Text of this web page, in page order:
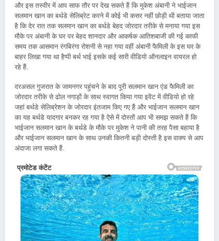
और इस तस्वीर में आप साफ तौर पर देख सकते हैं कि मुकेश अंबानी ने भाईजान
सलमान खान का बर्थडे सेलिब्रेट करने में कोई भी कसर नहीं छोड़ी थी बताया जाता
है कि देर रात तक सलमान खान का बर्थडे बेहद जोरदार तरीके से मनाया गया इस
मौके पर अंबानी के घर पर बेहद शानदार और आकर्षक आतिशबाजी की गई काफी
समय तक आसमान रंगबिरंगा रोशनी से नहा गया वहीं अंबानी फैमिली के इस घर के
बाहर लिखा गया था हैप्पी बर्थ भाई इसके कई सारी वीडियो ऑनलाइन वायरल हो
रहे हैं.
दरअसल गुजरात के जामनगर पहुंचने के बाद पूरी सलमान खान एंड फैमिली का
जोरदार तरीके से ढोल नगाड़ों के साथ स्वागत किया गया इवेंट में वीडियो हो रहे
जहां बर्थडे सेलिब्रेशन के जोरदार इंतजाम किए गए हैं और भाईजान सलमान खान
का यह बर्थडे यादगार बनकर रह गया है ऐसे में दोस्तों आप भी समझ सकते हैं कि
भाईजान सलमान खान के बर्थडे के मौके पर मुकेश ने पानी की तरह पैसा बहाया है
और भाईजान सलमान खान के साथ उनकी कितनी बड़ी दोस्ती है इस वाक्य से आप
अंदाजा लगा सकते हैं.